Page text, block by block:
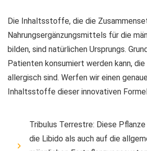
Die Inhaltsstoffe, die die
Nahrungsergänzungsmittels für die
bilden, sind natürlichen Ursprungs.
Patienten konsumiert werden kann, die
allergisch sind. Werfen wir einen
Inhaltsstoffe dieser innovativen
Tribulus Terrestre: Diese
die Libido als auch auf die